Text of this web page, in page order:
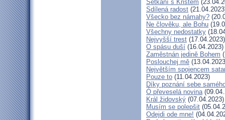
Setkání s Kristem
Sdílená radost
Všecko bez námahy?
Ne člověku, ale Bohu
Všechny nedostatky
Nejvyšší trest (17.04.2023)
O spásu duší (16.04.2023)
Zaměstnán jedině Bohem
Poslouchej mě
Největším spojencem
Pouze to (11.04.2023)
Díky poznání sebe
Ó převeselá novina
Král židovský (07.04.2023)
Musím se polepšit
Odejdi ode mne!